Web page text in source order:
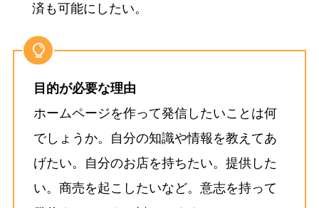
済も可能にしたい。
目的が必要な理由
ホームページを作って発信したいことは何
でしょうか。自分の知識や情報を教えてあ
げたい。自分のお店を持ちたい。提供した
い。商売を起こしたいなど。意志を持って